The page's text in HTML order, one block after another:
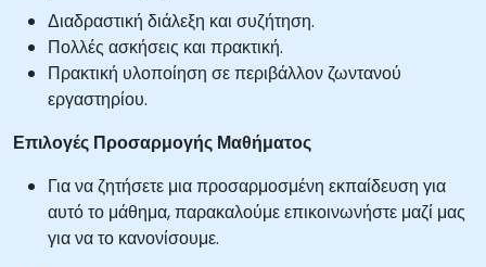
Διαδραστική διάλεξη και συζήτηση.
Πολλές ασκήσεις και πρακτική.
Πρακτική υλοποίηση σε περιβάλλον ζωντανού
εργαστηρίου.
Επιλογές Προσαρμογής Μαθήματος
Για να ζητήσετε μια προσαρμοσμένη εκπαίδευση για
αυτό το μάθημα, παρακαλούμε επικοινωνήστε μαζί μας
για να το κανονίσουμε.